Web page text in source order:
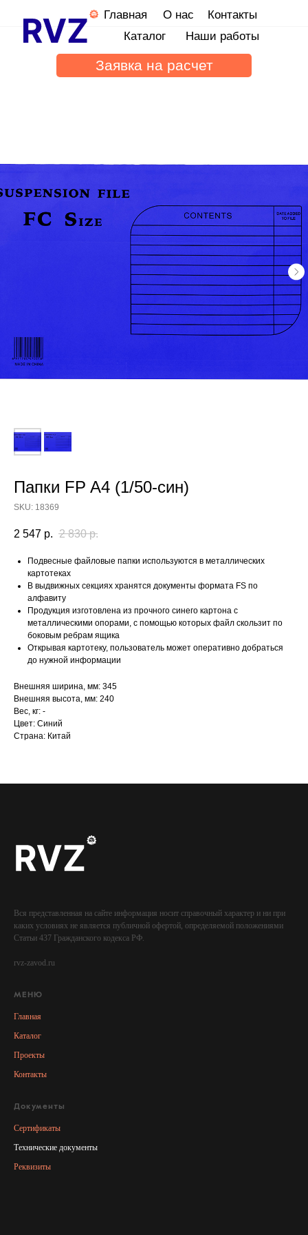
Главная
О нас
Наши работы
Каталог
Контакты
Заявка на расчет
Папки FP A4 (1/50-син)
SKU: 18369
2 547 р. 2 830 р.
Подвесные файловые папки используются в металлических
картотеках
В выдвижных секциях хранятся документы формата FS по
алфавиту
Продукция изготовлена из прочного синего картона с
металлическими опорами, с помощью которых файл скользит по
боковым ребрам ящика
Открывая картотеку, пользователь может оперативно добраться
до нужной информации
Внешняя ширина, мм: 345
Внешняя высота, мм: 240
Вес, кг: -
Цвет: Синий
Страна: Китай
Вся представленная на сайте информация носит справочный характер и ни при
каких условиях не является публичной офертой, определяемой положениями
Статьи 437 Гражданского кодекса РФ.
rvz-zavod.ru
МЕНЮ
Главная
Каталог
Проекты
Контакты
Документы
Сертификаты
Технические документы
Реквизиты